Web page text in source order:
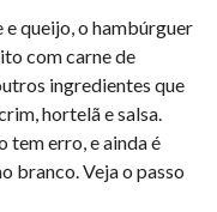
queijo, o hambúrguer
com carne de
ingredientes que
hortelã e salsa.
tem erro, e ainda é
branco. Veja o passo